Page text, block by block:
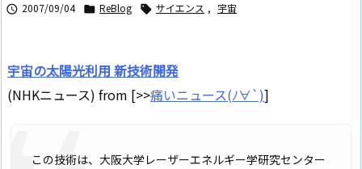
 2007/09/04  ReBlog  サイエンス , 宇宙
宇宙の太陽光利用 新技術開発
(NHKニュース) from [>>痛いニュース(ﾉ∀`)]
この技術は、大阪大学レーザーエネルギー学研究センター